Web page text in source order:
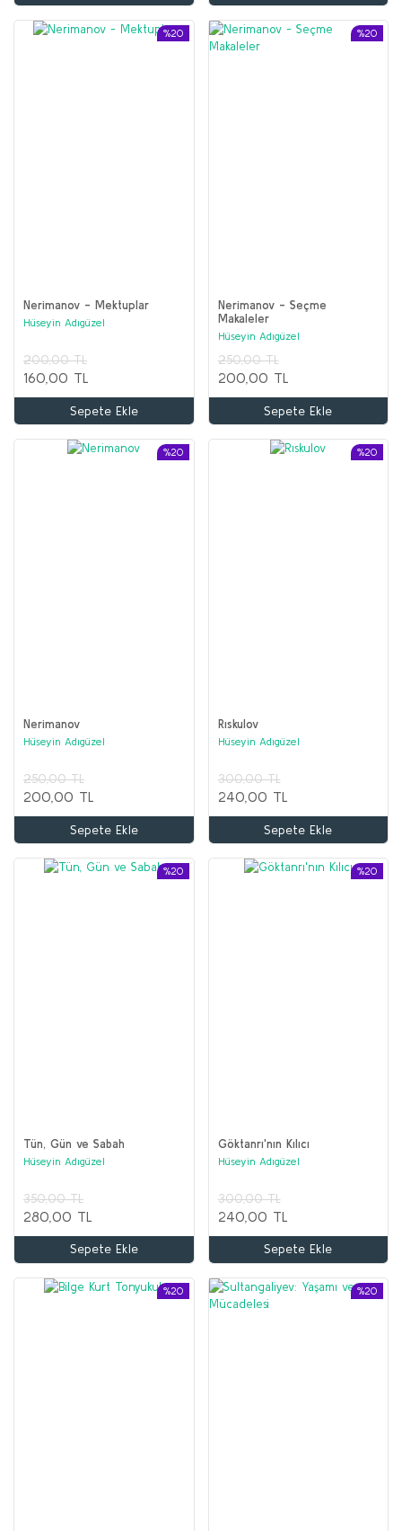
%20
Nerimanov - Mektuplar
Hüseyin Adıgüzel
200,00 TL
160,00 TL
Sepete Ekle
%20
Nerimanov - Seçme
Makaleler
Hüseyin Adıgüzel
250,00 TL
200,00 TL
Sepete Ekle
%20
Nerimanov
Hüseyin Adıgüzel
250,00 TL
200,00 TL
Sepete Ekle
%20
Rıskulov
Hüseyin Adıgüzel
300,00 TL
240,00 TL
Sepete Ekle
%20
Tün, Gün ve Sabah
Hüseyin Adıgüzel
350,00 TL
280,00 TL
Sepete Ekle
%20
Göktanrı'nın Kılıcı
Hüseyin Adıgüzel
300,00 TL
240,00 TL
Sepete Ekle
%20 %20